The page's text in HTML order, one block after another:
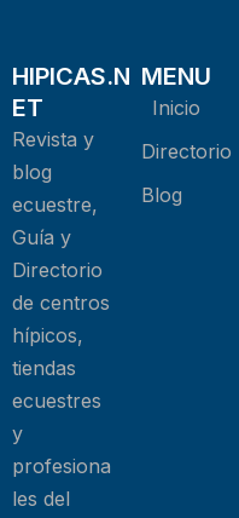
HIPICAS.N
ET
Revista y
blog
ecuestre,
Guía y
Directorio
de centros
hípicos,
tiendas
ecuestres
y
profesiona
les del
MENU
Inicio
Directorio
Blog